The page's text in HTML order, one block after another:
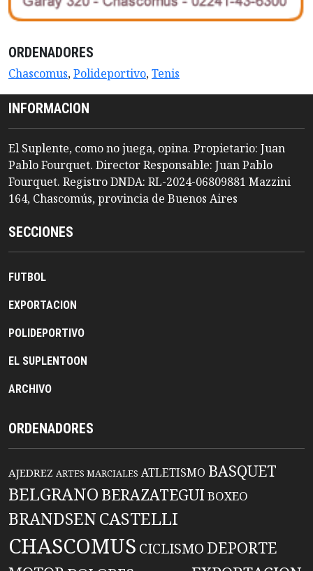
ORDENADORES
Chascomus,Polideportivo,Tenis
INFORMACION
El Suplente, como no juega, opina. Propietario: Juan
Pablo Fourquet. Director Responsable: Juan Pablo
Fourquet. Registro DNDA: RL-2024-06809881 Mazzini
164, Chascomús, provincia de Buenos Aires
SECCIONES
FUTBOL
EXPORTACION
POLIDEPORTIVO
EL SUPLENTOON
ARCHIVO
ORDENADORES
AJEDREZ ARTES MARCIALES ATLETISMO BASQUET
BELGRANO BERAZATEGUIBOXEO
BRANDSENCASTELLI
CHASCOMUS CICLISMO DEPORTE